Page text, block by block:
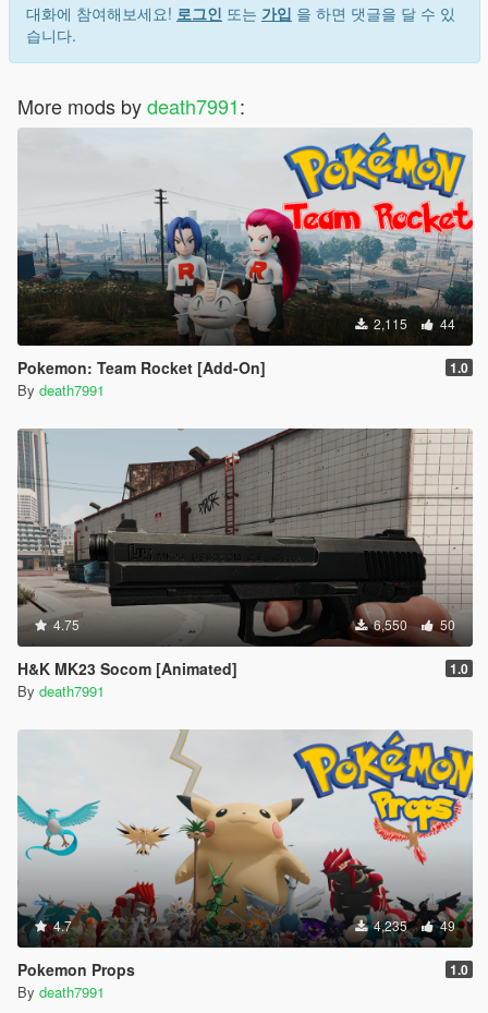
대화에 참여해보세요! 로그인 또는 가입 을 하면 댓글을 달 수 있
습니다.
More mods bydeath7991:
2,115 44
Pokemon: Team Rocket [Add-On] 1.0
By death7991
4.75 6,550 50
H&K MK23 Socom [Animated] 1.0
By death7991
4.7 4,235 49
Pokemon Props 1.0
By death7991